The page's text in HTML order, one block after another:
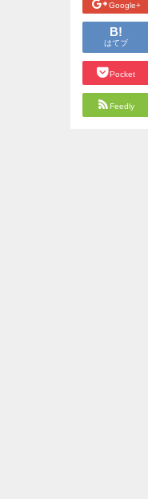
Google+
B!
はてブ
Pocket
Feedly